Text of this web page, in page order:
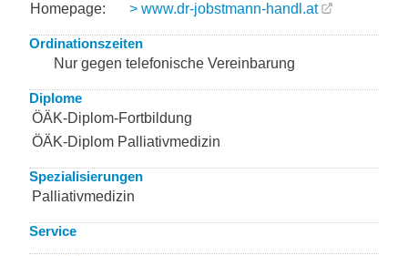
Homepage:
> www.dr-jobstmann-handl.at
Ordinationszeiten
Nur gegen telefonische Vereinbarung
Diplome
ÖÄK-Diplom-Fortbildung
ÖÄK-Diplom Palliativmedizin
Spezialisierungen
Palliativmedizin
Service